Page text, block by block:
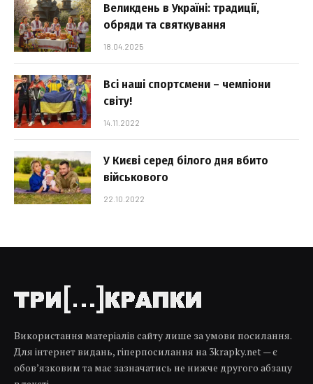
Великдень в Україні: традиції,
обряди та святкування
18.04.2025
Всі наші спортсмени – чемпіони
світу!
14.11.2022
У Києві серед білого дня вбито
військового
22.10.2022
Використання матеріалів сайту лише за умови посилання.
Для інтернет видань, гіперпосилання на 3krapky.net — є
обов’язковим та має зазначатись не нижче другого абзацу